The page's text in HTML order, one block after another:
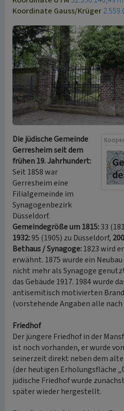
Koordinate Gauss/Krüger
Die jüdische Gemeinde
Gerresheim seit dem
frühen 19. Jahrhundert:
Seit 1858 war
Gerresheim eine
Filialgemeinde im
Synagogenbezirk
Düsseldorf.
Gemeindegröße um 1815:33
1932:95 (1905) zu Düsseldorf,
Bethaus / Synagoge:1823 wird
erwähnt. 1875 wurde ein
nicht mehr als Synagoge
das Gebäude 1917. 1984 wurde
antisemitisch motivierten
(vorstehende Angaben alle nach
Friedhof
Der jüngere Friedhof in der
ist noch vorhanden, er wurde
seinerzeit direkt neben dem
(der heutigen Erholungsfläche
jüdische Friedhof wurde
später wieder hergestellt.